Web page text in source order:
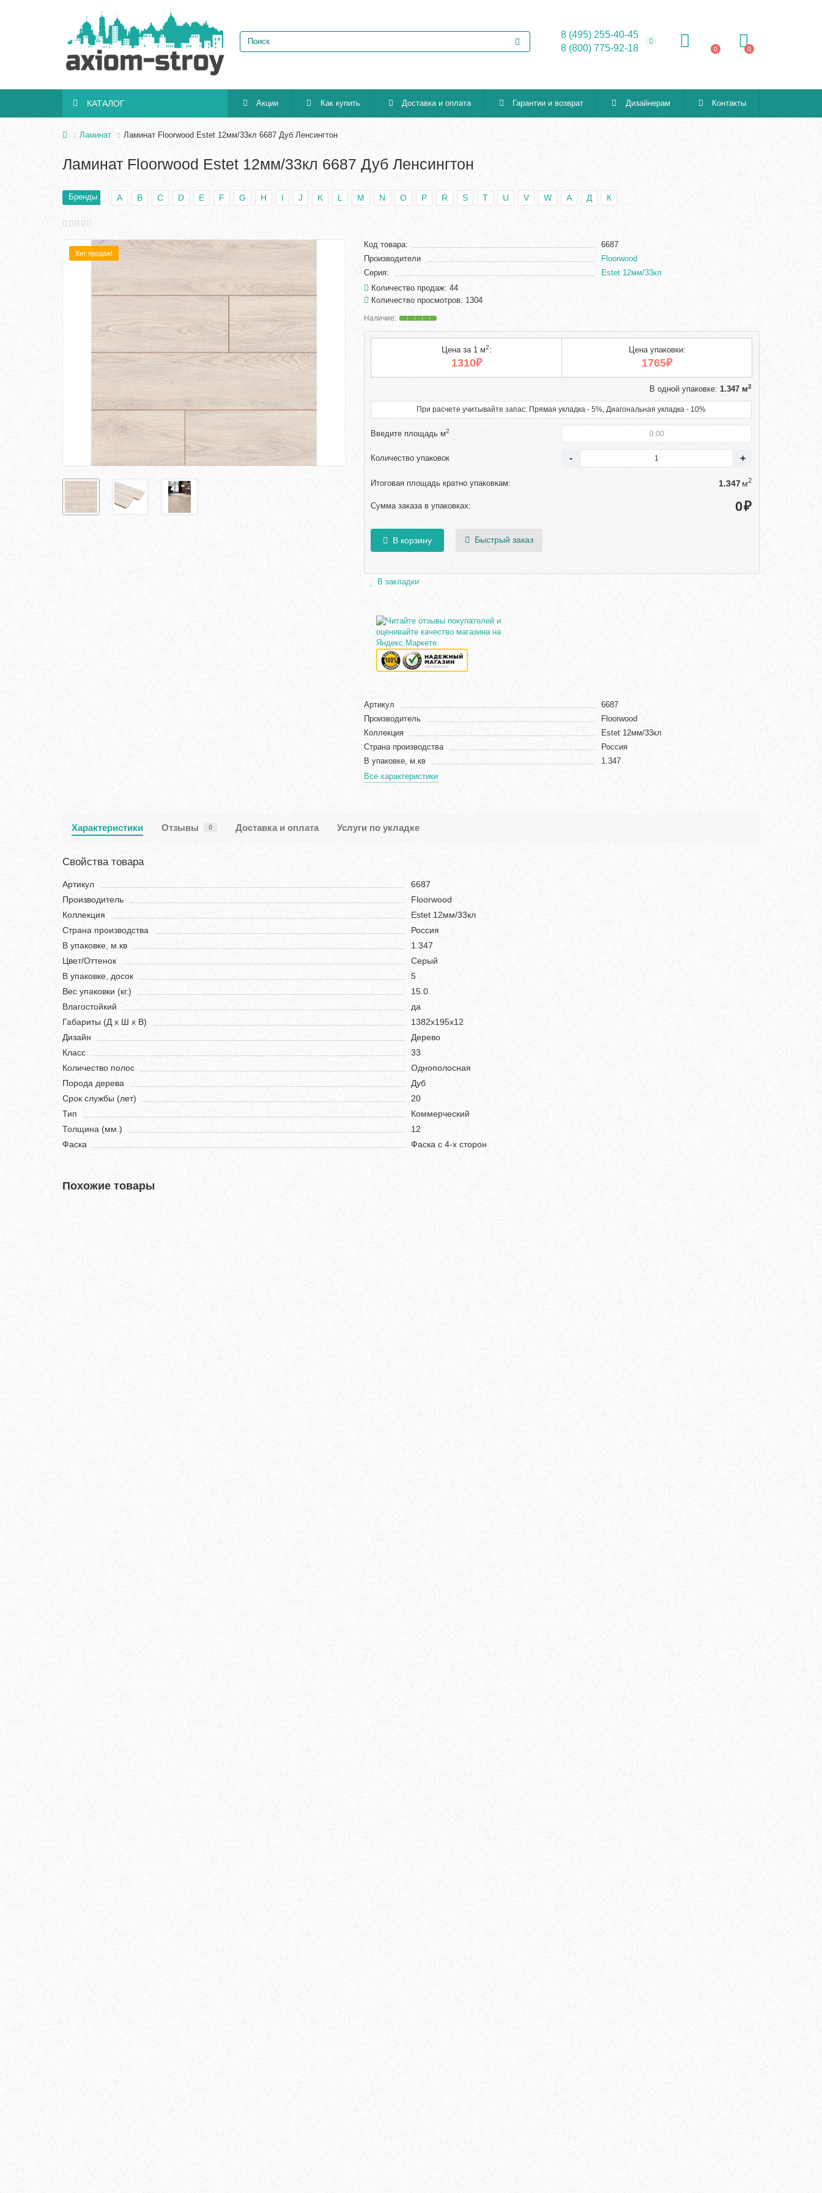
8 (495) 255-40-45
8 (800) 775-92-18
0 0
КАТАЛОГ Акции Как купить Доставка и оплата Гарантии и возврат Дизайнерам Контакты
Ламинат Ламинат Floorwood Estet 12мм/33кл 6687 Дуб Ленсингтон
Ламинат Floorwood Estet 12мм/33кл 6687 Дуб Ленсингтон
Бренды A B C D E F G H I J K L M N O P R S T U V W А Д К
Хит продаж!
Код товара:
6687
Производители
Floorwood
Серия:
Estet 12мм/33кл
Количество продаж: 44
Количество просмотров: 1304
Цена за 1 м2:
1310₽
Цена упаковки:
1765₽
В одной упаковке: 1.347 м2
При расчете учитывайте запас: Прямая укладка - 5%, Диагональная укладка - 10%
Введите площадь м2
Количество упаковок
Итоговая площадь кратно упаковкам: м2
Сумма заказа в упаковках: ₽
В корзину Быстрый заказ
В закладки
Артикул
6687
Производитель
Floorwood
Коллекция
Estet 12мм/33кл
Страна производства
Россия
В упаковке, м.кв
1.347
Все характеристики
Характеристики Отзывы 0 Доставка и оплата Услуги по укладке
Свойства товара
Артикул
6687
Производитель
Floorwood
Коллекция
Estet 12мм/33кл
Страна производства
Россия
В упаковке, м.кв
1.347
Цвет/Оттенок
Серый
В упаковке, досок
5
Вес упаковки (кг.)
15.0
Влагостойкий
да
Габариты (Д х Ш х В)
1382х195х12
Дизайн
Дерево
Класс
33
Количество полос
Однополосная
Порода дерева
Дуб
Срок службы (лет)
20
Тип
Коммерческий
Толщина (мм.)
12
Фаска
Фаска с 4-х сторон
Похожие товары